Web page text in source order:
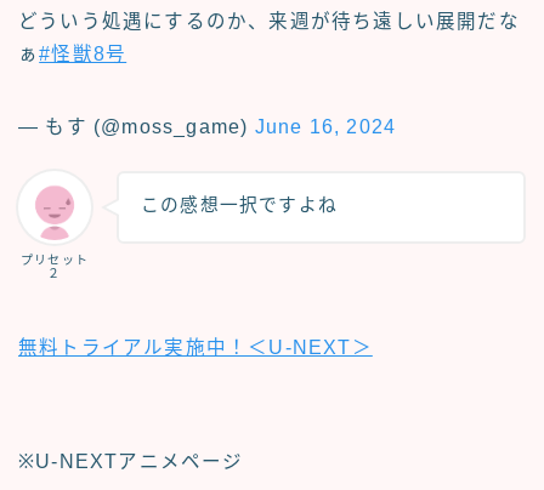
どういう処遇にするのか、来週が待ち遠しい展開だな
ぁ#怪獣8号
— もす (@moss_game) June 16, 2024
プリセット
２
この感想一択ですよね
無料トライアル実施中！＜U-NEXT＞
※U-NEXTアニメページ